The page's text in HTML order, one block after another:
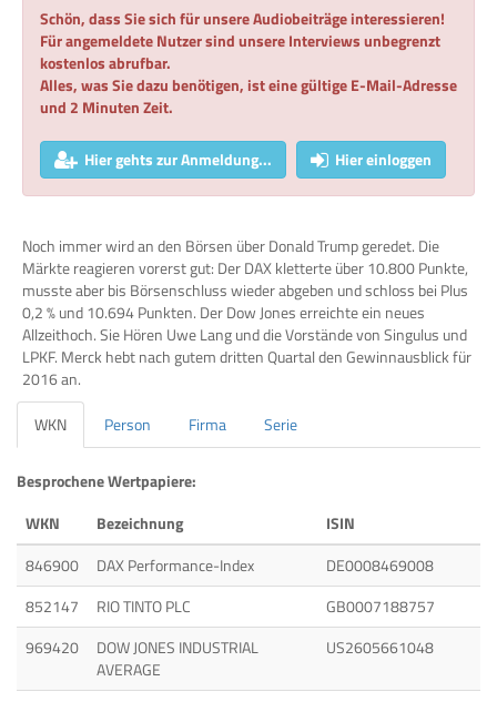
Schön, dass Sie sich für unsere Audiobeiträge interessieren!
Für angemeldete Nutzer sind unsere Interviews unbegrenzt
kostenlos abrufbar.
Alles, was Sie dazu benötigen, ist eine gültige E-Mail-Adresse
und 2 Minuten Zeit.
Hier gehts zur Anmeldung... Hier einloggen
Noch immer wird an den Börsen über Donald Trump geredet. Die
Märkte reagieren vorerst gut: Der DAX kletterte über 10.800 Punkte,
musste aber bis Börsenschluss wieder abgeben und schloss bei Plus
0,2 % und 10.694 Punkten. Der Dow Jones erreichte ein neues
Allzeithoch. Sie Hören Uwe Lang und die Vorstände von Singulus und
LPKF. Merck hebt nach gutem dritten Quartal den Gewinnausblick für
2016 an.
WKN
Person Firma Serie
Besprochene Wertpapiere:
WKN
Bezeichnung
ISIN
846900
DAX Performance-Index
DE0008469008
852147
RIO TINTO PLC
GB0007188757
969420
DOW JONES INDUSTRIAL
AVERAGE
US2605661048